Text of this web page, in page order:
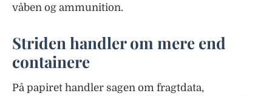
våben og ammunition.
Striden handler om mere end
containere
På papiret handler sagen om fragtdata,